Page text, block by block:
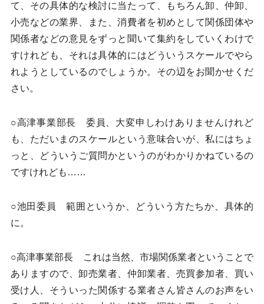
て、その具体的な検討に当たって、もちろん卸、仲卸、
小売などの業界、また、消費者を初めとして関係団体や
関係者などの意見をずっと聞いて集約をしていくわけで
すけれども、それは具体的にはどういうスケールでやら
れようとしているのでしょうか。その辺をお聞かせくだ
さい。
○高津事業部長 委員、大変申しわけありませんけれど
も、ただいまのスケールという意味合いが、私にはちょ
っと、どういうご質問かというのがわかりかねているの
ですけれども……
○池田委員 範囲というか、どういう方たちか、具体的
に。
○高津事業部長 これは当然、市場関係業者ということで
ありますので、卸売業者、仲卸業者、売買参加者、買い
受け人、そういった関係する業者さん皆さんのお声をい